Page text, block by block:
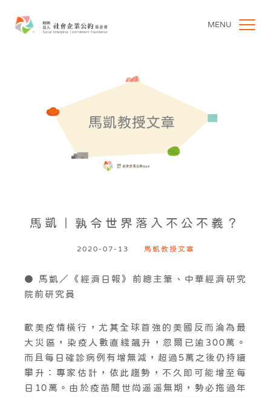
MENU
馬凱｜孰令世界落入不公不義？
2020-07-13 馬凱教授文章
● 馬凱／《經濟日報》前總主筆、中華經濟研究
院前研究員
歐美疫情橫行，尤其全球首強的美國反而淪為最
大災區，染疫人數直綫飆升，忽爾已逾300萬。
而且每日確診病例有增無減，超過5萬之後仍持續
攀升：專家估計，依此趨勢，不久即可能增至每
日10萬。由於疫苗問世尚遥遥無期，勢必拖過年